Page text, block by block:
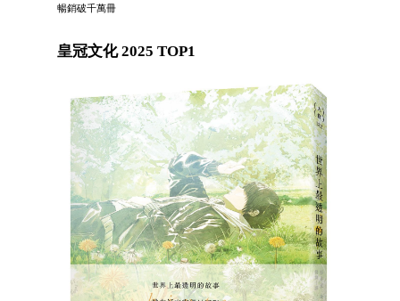
暢銷破千萬冊
皇冠文化 2025 TOP1